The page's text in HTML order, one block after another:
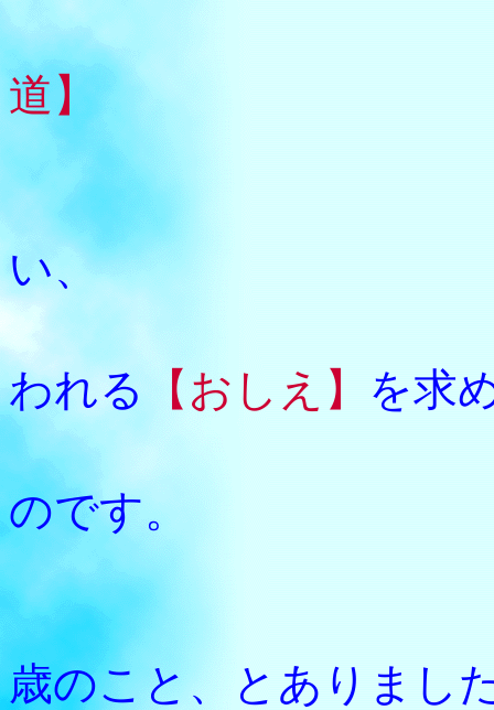
道】
当時の
い、
すべて
われる
【おしえ】 を求
のです。
ときに
歳のこと、とありまし